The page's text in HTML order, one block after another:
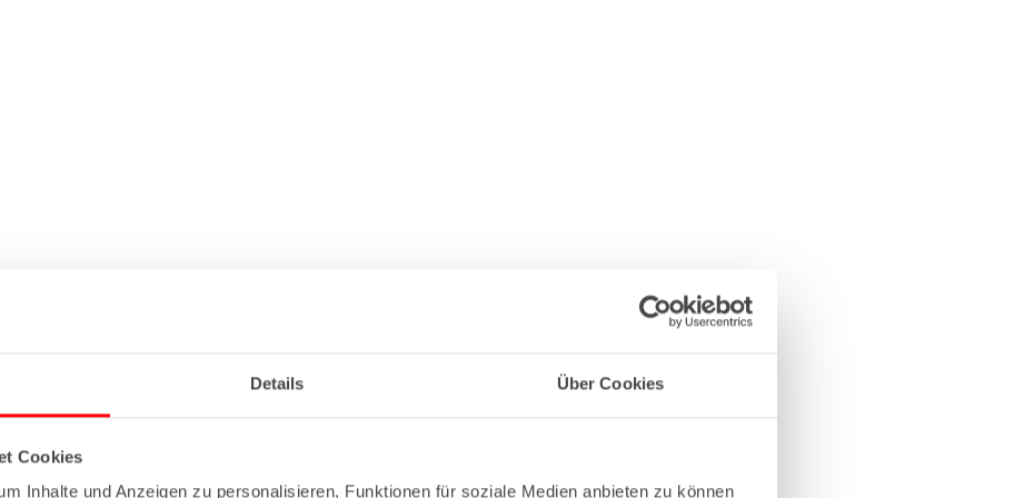
Details Über Cookies
Cookies
Inhalte und Anzeigen zu personalisieren, Funktionen für soziale Medien anbieten zu können